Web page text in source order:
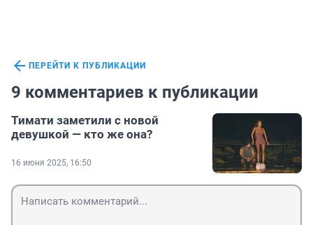
ПЕРЕЙТИ К ПУБЛИКАЦИИ
9 комментариев к публикации
Тимати заметили с новой
девушкой — кто же она?
16 июня 2025, 16:50